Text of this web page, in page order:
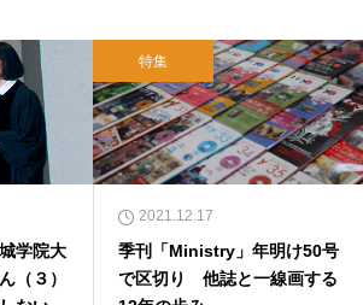
学院大
（３）
特集
2021.12.17
季刊「Ministry」年明け50号
で区切り 他誌と一線画する